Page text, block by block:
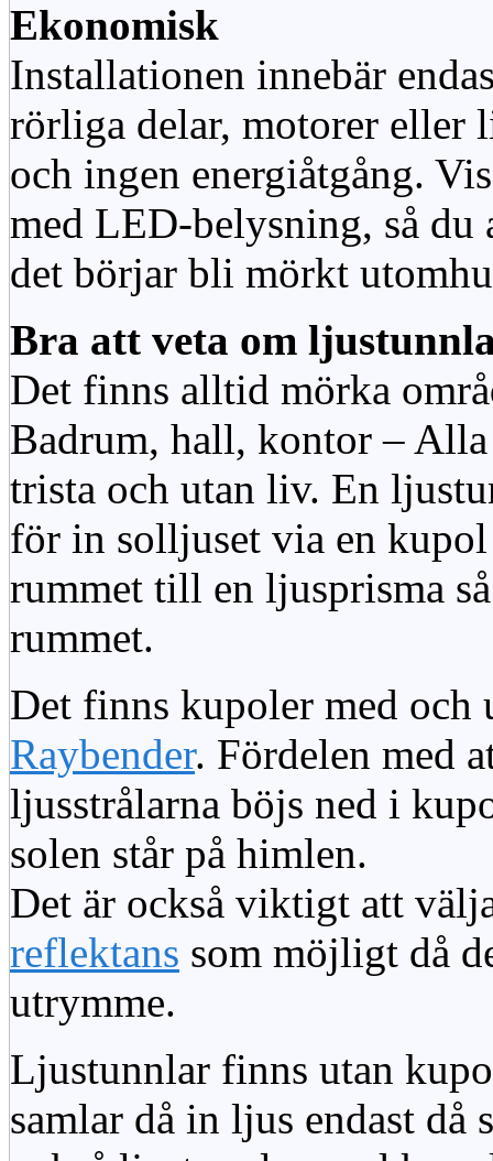
Ekonomisk
Installationen innebär
rörliga delar, motorer eller
och ingen energiåtgång.
med LED-belysning, så
det börjar bli mörkt
Bra att veta om
Det finns alltid mörka
Badrum, hall, kontor – Alla
trista och utan liv. En
för in solljuset via en
rummet till en ljusprisma
rummet.
Det finns kupoler med och
Raybender. Fördelen med
ljusstrålarna böjs ned i
solen står på himlen.
Det är också viktigt att
reflektans som möjligt då
utrymme.
Ljustunnlar finns utan
samlar då in ljus endast då